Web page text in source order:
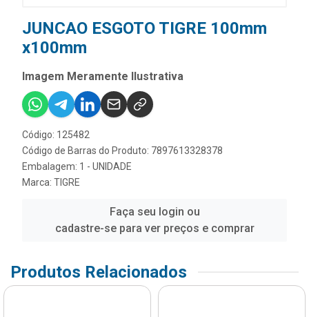
JUNCAO ESGOTO TIGRE 100mm
x100mm
Imagem Meramente Ilustrativa
Código: 125482
Código de Barras do Produto: 7897613328378
Embalagem: 1 - UNIDADE
Marca: TIGRE
Faça seu login ou
cadastre-se para ver preços e comprar
Produtos Relacionados